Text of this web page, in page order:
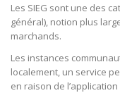
Les SIEG sont une des
général), notion plus
marchands.
Les instances
localement, un service
en raison de